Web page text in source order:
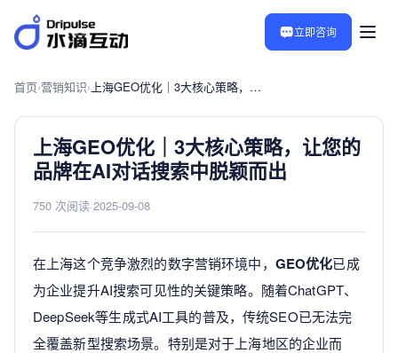
立即咨询
首页›营销知识› 上海GEO优化｜3大核心策略，让您的品牌在AI对话搜索中脱颖而出
上海GEO优化｜3大核心策略，让您的
品牌在AI对话搜索中脱颖而出
750 次阅读 2025-09-08
在上海这个竞争激烈的数字营销环境中， GEO优化已成
为企业提升AI搜索可见性的关键策略。随着ChatGPT、
DeepSeek等生成式AI工具的普及，传统SEO已无法完
全覆盖新型搜索场景。特别是对于上海地区的企业而